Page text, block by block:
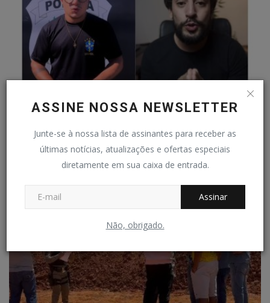
ASSINE NOSSA NEWSLETTER
Junte-se à nossa lista de assinantes para receber as
últimas notícias, atualizações e ofertas especiais
diretamente em sua caixa de entrada.
Assinar
Não, obrigado.
desentendimento entre...
Redação Folha do Povo Jul 4, 2026 0 59